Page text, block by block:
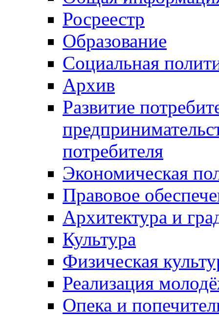
Росреестр
Образование
Социальная
Архив
Развитие
потребителя
Экономическая
Правовое
Архитектура и
Культура
Физическая
Реализация
Опека и